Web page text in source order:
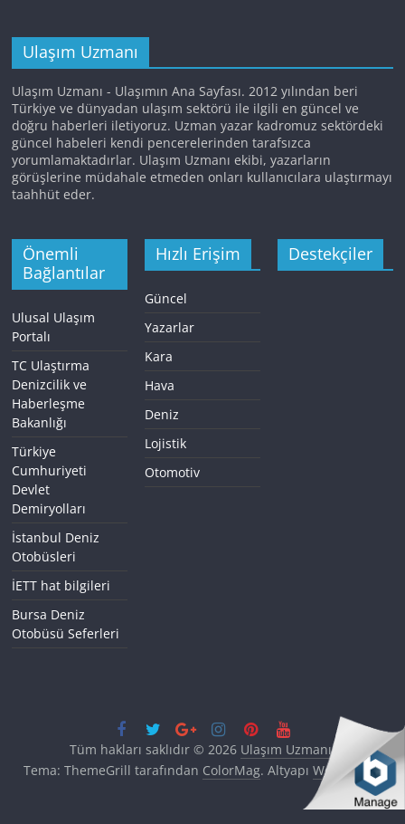
Ulaşım Uzmanı
Ulaşım Uzmanı - Ulaşımın Ana Sayfası. 2012 yılından beri
Türkiye ve dünyadan ulaşım sektörü ile ilgili en güncel ve
doğru haberleri iletiyoruz. Uzman yazar kadromuz sektördeki
güncel habeleri kendi pencerelerinden tarafsızca
yorumlamaktadırlar. Ulaşım Uzmanı ekibi, yazarların
görüşlerine müdahale etmeden onları kullanıcılara ulaştırmayı
taahhüt eder.
Önemli
Bağlantılar
Ulusal Ulaşım
Portalı
TC Ulaştırma
Denizcilik ve
Haberleşme
Bakanlığı
Türkiye
Cumhuriyeti
Devlet
Demiryolları
İstanbul Deniz
Otobüsleri
İETT hat bilgileri
Bursa Deniz
Otobüsü Seferleri
Hızlı Erişim
Güncel
Yazarlar
Kara
Hava
Deniz
Lojistik
Otomotiv
Destekçiler
Tüm hakları saklıdır © 2026 Ulaşım Uzmanı.
Tema: ThemeGrill tarafından ColorMag. Altyapı WordPress.